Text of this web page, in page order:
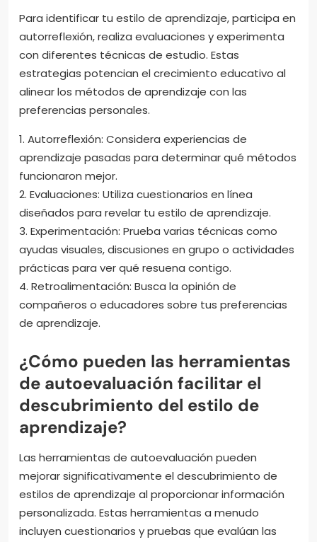
Para identificar tu estilo de aprendizaje, participa en
autorreflexión, realiza evaluaciones y experimenta
con diferentes técnicas de estudio. Estas
estrategias potencian el crecimiento educativo al
alinear los métodos de aprendizaje con las
preferencias personales.
1. Autorreflexión: Considera experiencias de
aprendizaje pasadas para determinar qué métodos
funcionaron mejor.
2. Evaluaciones: Utiliza cuestionarios en línea
diseñados para revelar tu estilo de aprendizaje.
3. Experimentación: Prueba varias técnicas como
ayudas visuales, discusiones en grupo o actividades
prácticas para ver qué resuena contigo.
4. Retroalimentación: Busca la opinión de
compañeros o educadores sobre tus preferencias
de aprendizaje.
¿Cómo pueden las herramientas
de autoevaluación facilitar el
descubrimiento del estilo de
aprendizaje?
Las herramientas de autoevaluación pueden
mejorar significativamente el descubrimiento de
estilos de aprendizaje al proporcionar información
personalizada. Estas herramientas a menudo
incluyen cuestionarios y pruebas que evalúan las